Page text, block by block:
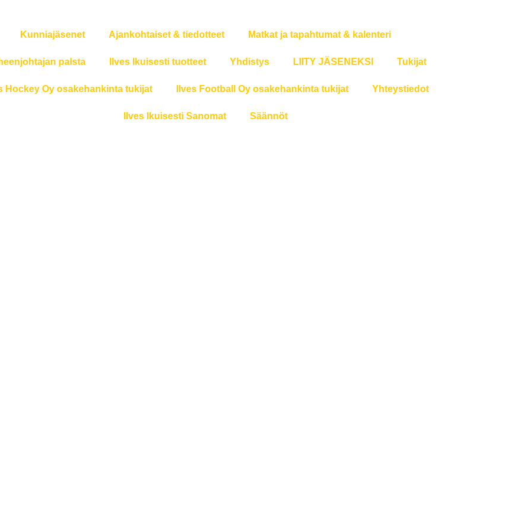
Kunniajäsenet Ajankohtaiset & tiedotteet Matkat ja tapahtumat & kalenteri
palsta Ilves Ikuisesti tuotteet Yhdistys LIITY JÄSENEKSI Tukijat
Hockey Oy osakehankinta tukijat Ilves Football Oy osakehankinta tukijat Yhteystiedot
Ilves Ikuisesti Sanomat Säännöt